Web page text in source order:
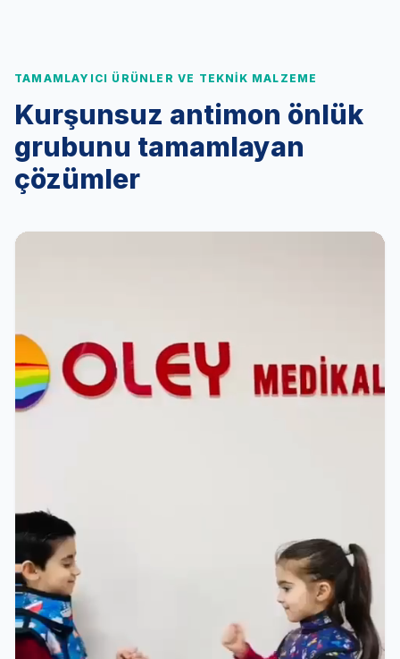
TAMAMLAYICI ÜRÜNLER VE TEKNIK MALZEME
Kurşunsuz antimon önlük
grubunu tamamlayan
çözümler